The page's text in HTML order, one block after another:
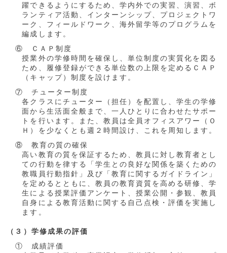
躍できるようにするため、学内外での実習、演習、ボ
ランティア活動、インターンシップ、プロジェクトワ
ーク、フィールドワーク、海外留学等のプログラムを
編成します。
⑥ ＣＡＰ制度
授業外の学修時間を確保し、単位制度の実質化を図る
ため、履修登録ができる単位数の上限を定めるＣＡＰ
（キャップ）制度を設けます。
⑦ チューター制度
各クラスにチューター（担任）を配置し、学生の学修
面から生活面全般まで、一人ひとりに合わせたサポー
トを行います。また、教員は全員オフィスアワー（Ｏ
Ｈ）を少なくとも週２時間設け、これを周知します。
⑧ 教育の質の確保
高い教育の質を保証するため、教員に対し教育者とし
ての行動を律する「学生との良好な関係を築くための
教職員行動指針」及び「教育に関するガイドライン」
を定めるとともに、教員の教育資質を高める研修、学
生による授業評価アンケート、授業公開・参観、教員
自身による教育活動に関する自己点検・評価を実施し
ます。
（３）学修成果の評価
① 成績評価